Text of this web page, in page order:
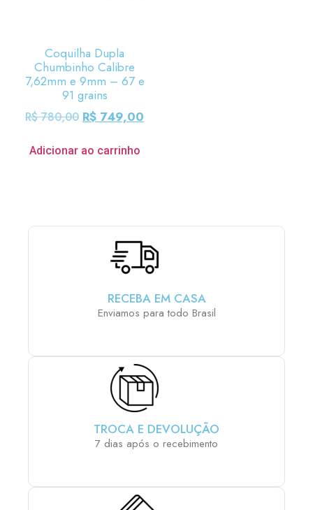
Coquilha Dupla
Chumbinho Calibre
7,62mm e 9mm – 67 e
91 grains
R$780,00 R$ 749,00
Adicionar ao carrinho
RECEBA EM CASA
Enviamos para todo Brasil
TROCA E DEVOLUÇÃO
7 dias após o recebimento